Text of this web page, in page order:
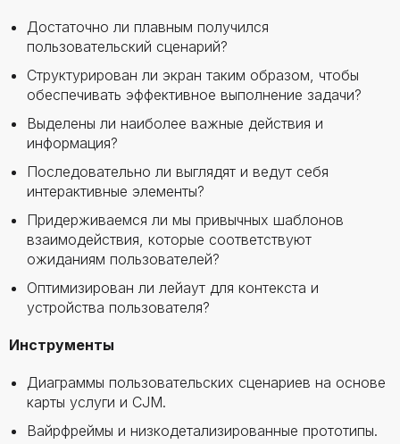
Достаточно ли плавным получился
пользовательский сценарий?
Структурирован ли экран таким образом, чтобы
обеспечивать эффективное выполнение задачи?
Выделены ли наиболее важные действия и
информация?
Последовательно ли выглядят и ведут себя
интерактивные элементы?
Придерживаемся ли мы привычных шаблонов
взаимодействия, которые соответствуют
ожиданиям пользователей?
Оптимизирован ли лейаут для контекста и
устройства пользователя?
Инструменты
Диаграммы пользовательских сценариев на основе
карты услуги и CJM.
Вайрфреймы и низкодетализированные прототипы.